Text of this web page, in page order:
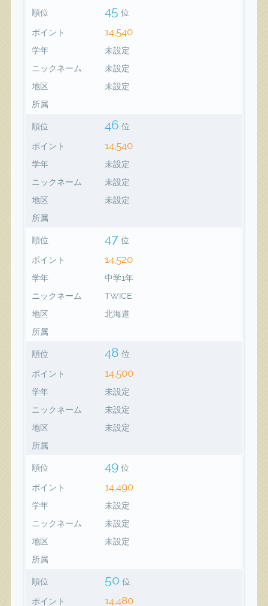
順位 45 位
ポイント 14,540
学年
未設定
ニックネーム
未設定
地区
未設定
所属
順位 46 位
ポイント 14,540
学年
未設定
ニックネーム
未設定
地区
未設定
所属
順位 47 位
ポイント 14,520
学年
中学1年
ニックネーム
TWICE
地区
北海道
所属
順位 48 位
ポイント 14,500
学年
未設定
ニックネーム
未設定
地区
未設定
所属
順位 49 位
ポイント 14,490
学年
未設定
ニックネーム
未設定
地区
未設定
所属
順位 50 位
ポイント 14,480